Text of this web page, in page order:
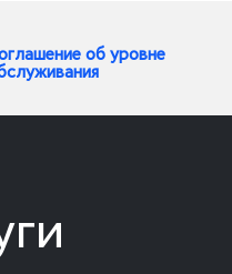
об уровне